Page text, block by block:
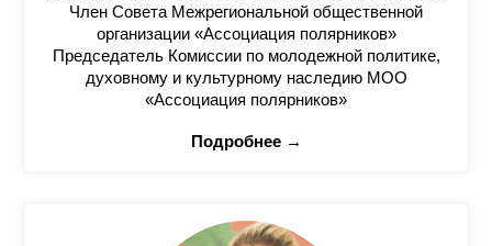
Член Совета Межрегиональной общественной
организации «Ассоциация полярников»
Председатель Комиссии по молодежной политике,
духовному и культурному наследию МОО
«Ассоциация полярников»
Подробнее →